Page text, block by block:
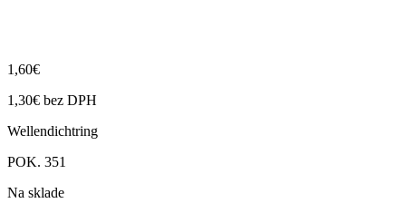
1,60€
1,30€ bez DPH
Wellendichtring
POK. 351
Na sklade